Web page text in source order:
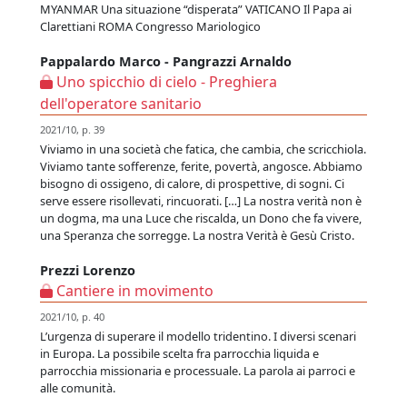
MYANMAR Una situazione “disperata” VATICANO Il Papa ai
Clarettiani ROMA Congresso Mariologico
Pappalardo Marco - Pangrazzi Arnaldo
Uno spicchio di cielo - Preghiera
dell'operatore sanitario
2021/10, p. 39
Viviamo in una società che fatica, che cambia, che scricchiola.
Viviamo tante sofferenze, ferite, povertà, angosce. Abbiamo
bisogno di ossigeno, di calore, di prospettive, di sogni. Ci
serve essere risollevati, rincuorati. […] La nostra verità non è
un dogma, ma una Luce che riscalda, un Dono che fa vivere,
una Speranza che sorregge. La nostra Verità è Gesù Cristo.
Prezzi Lorenzo
Cantiere in movimento
2021/10, p. 40
L’urgenza di superare il modello tridentino. I diversi scenari
in Europa. La possibile scelta fra parrocchia liquida e
parrocchia missionaria e processuale. La parola ai parroci e
alle comunità.